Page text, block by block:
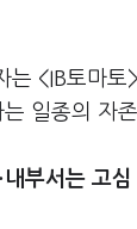
<IB토마토
일종의 자
부서는 고심